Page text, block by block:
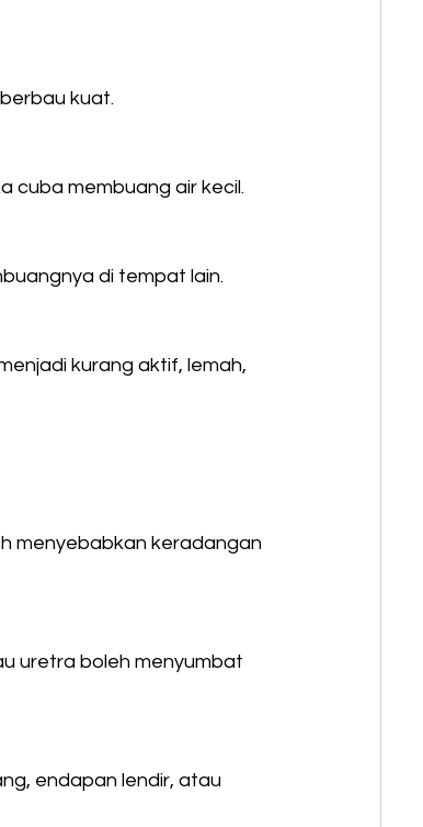
kuat.
cuba membuang air kecil.
di tempat lain.
kurang aktif, lemah,
menyebabkan keradangan
uretra boleh menyumbat
endapan lendir, atau